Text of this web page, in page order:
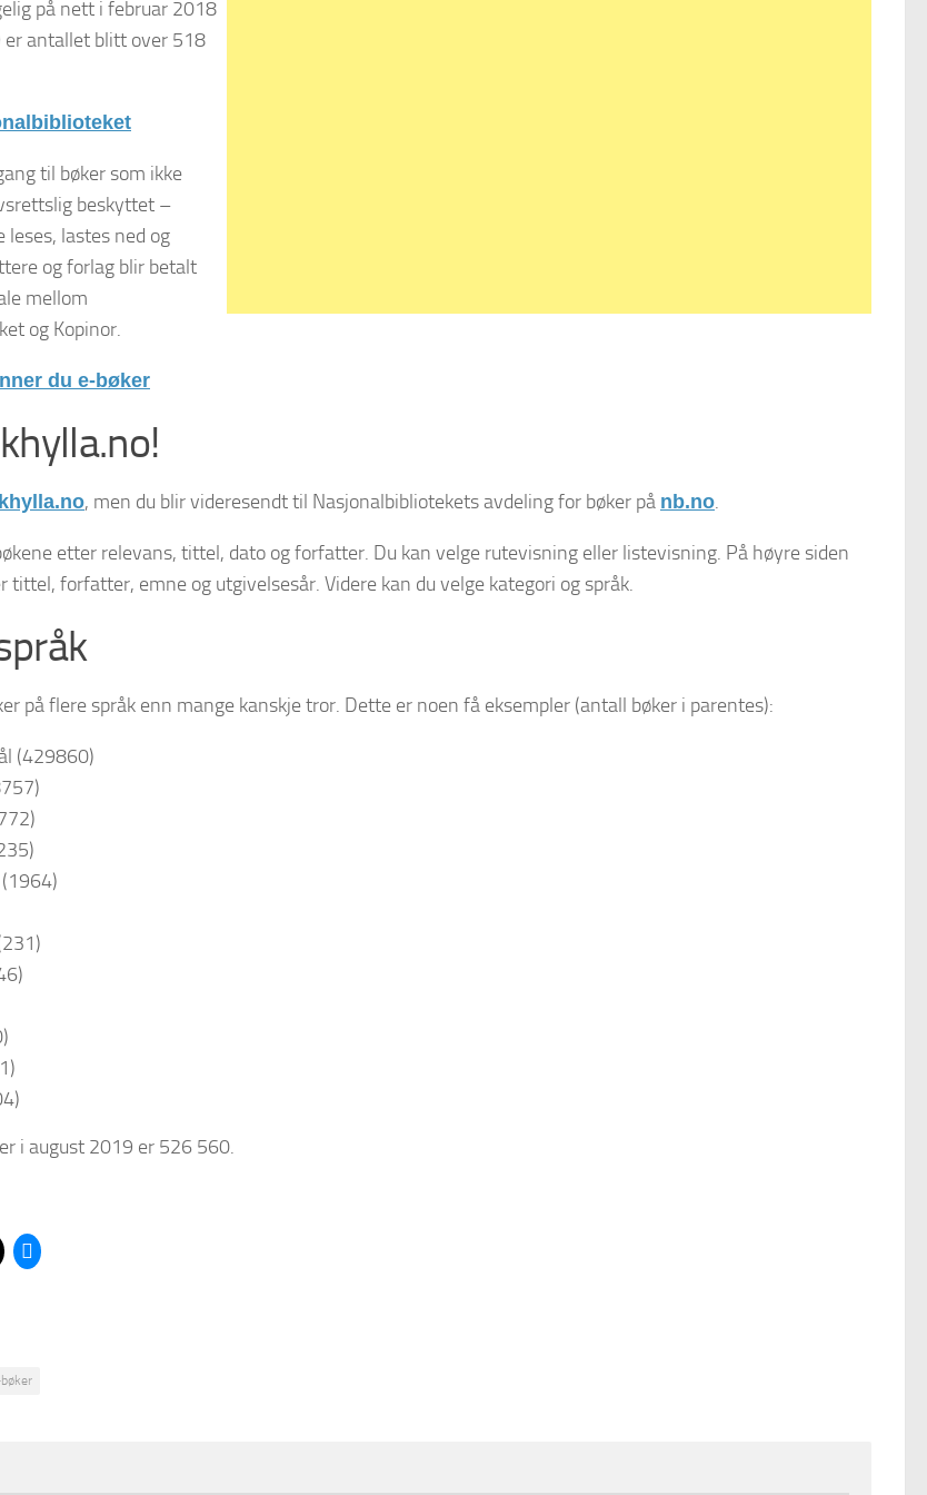
på nett i februar 2018
er antallet blitt over 518
til bøker som ikke
beskyttet –
leses, lastes ned og
og forlag blir betalt
mellom
og Kopinor.
du e-bøker
, men du blir videresendt til Nasjonalbibliotekets avdeling for bøker på nb.no.
etter relevans, tittel, dato og forfatter. Du kan velge rutevisning eller listevisning. På høyre siden
tittel, forfatter, emne og utgivelsesår. Videre kan du velge kategori og språk.
på flere språk enn mange kanskje tror. Dette er noen få eksempler (antall bøker i parentes):
(429860)
i august 2019 er 526 560.